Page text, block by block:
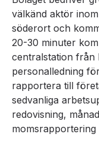
välkänd aktör
söderort och
20-30 minuter
centralstation från
personalledning
rapportera till
sedvanliga
redovisning,
momsrapportering